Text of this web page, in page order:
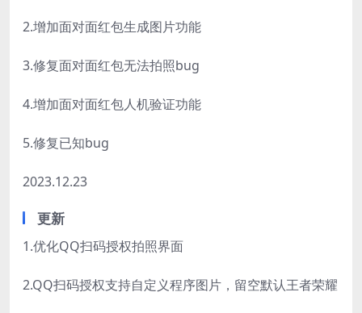
2.增加面对面红包生成图片功能
3.修复面对面红包无法拍照bug
4.增加面对面红包人机验证功能
5.修复已知bug
2023.12.23
更新
1.优化QQ扫码授权拍照界面
2.QQ扫码授权支持自定义程序图片，留空默认王者荣耀